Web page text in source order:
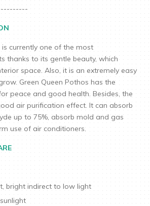
is currently one of the most
thanks to its gentle beauty, which
space. Also, it is an extremely easy
Green Queen Pothos has the
peace and good health. Besides, the
air purification effect. It can absorb
up to 75%, absorb mold and gas
use of air conditioners.
bright indirect to low light